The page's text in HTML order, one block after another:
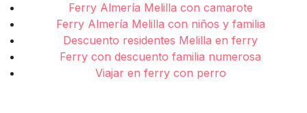
Ferry Almería Melilla con camarote
Ferry Almería Melilla con niños y familia
Descuento residentes Melilla en ferry
Ferry con descuento familia numerosa
Viajar en ferry con perro